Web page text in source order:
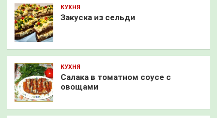
КУХНЯ
Закуска из сельди
КУХНЯ
Салака в томатном соусе с
овощами